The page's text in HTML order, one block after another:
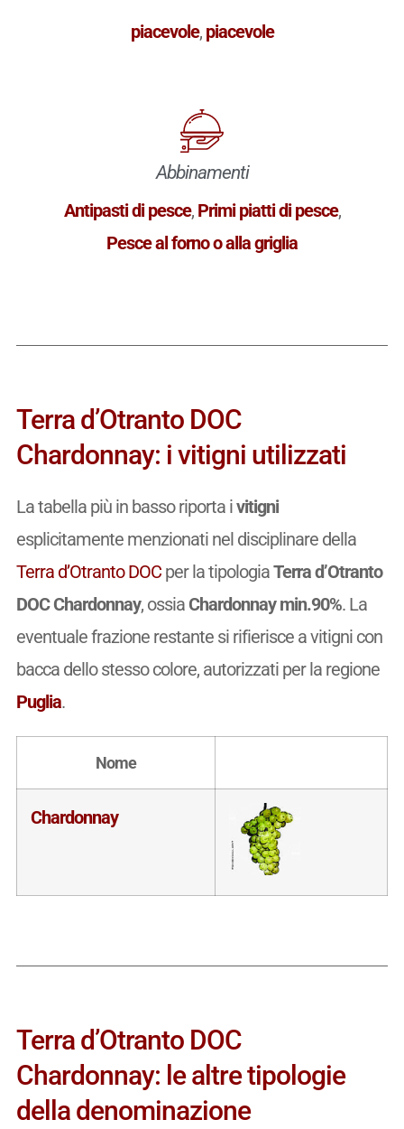
piacevole, piacevole
Abbinamenti
Antipasti di pesce, Primi piatti di pesce,
Pesce al forno o alla griglia
Terra d’Otranto DOC
Chardonnay: i vitigni utilizzati
La tabella più in basso riporta ivitigni
esplicitamente menzionati nel disciplinare della
Terra d’Otranto DOCper la tipologiaTerra d’Otranto
DOC Chardonnay, ossia Chardonnay min.90%. La
eventuale frazione restante si rifierisce a vitigni con
bacca dello stesso colore, autorizzati per la regione
Puglia.
Nome
Chardonnay
Terra d’Otranto DOC
Chardonnay: le altre tipologie
della denominazione